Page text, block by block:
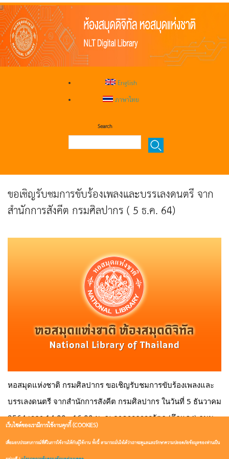
English
ภาษาไทย
Search
ขอเชิญรับชมการขับร้องเพลงและบรรเลงดนตรี จาก
สำนักการสังคีต กรมศิลปากร ( 5 ธ.ค. 64)
หอสมุดแห่งชาติ กรมศิลปากร ขอเชิญรับชมการขับร้องเพลงและ
บรรเลงดนตรี จากสำนักการสังคีต กรมศิลปากร ในวันที่ 5 ธันวาคม
2564 เวลา 14.00 - 16.00 น. ณ อาคารถาวรวัตถุ (ตึกแดง) ถนน
เว็บไซต์ของเรามีการใช้งานคุกกี้ (COOKIES)
เพื่อมอบประสบการณ์ที่ดีในการใช้งานให้กับผู้ใช้งาน ทั้งนี้ สามารถมั่นใจได้ว่าเราจะดูแลและรักษาความปลอดภัยข้อมูลของท่านเป็น